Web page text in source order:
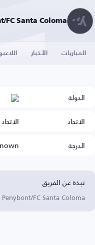
FC Santa Coloma ( )
المباريات الأخبار
الدولة
الاتحاد
الدرجة
نبذة عن الفريق
Penybont/FC Santa Coloma